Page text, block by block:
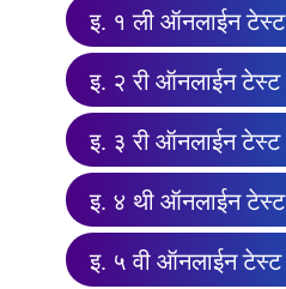
इ. १ ली ऑनलाईन टेस्ट
इ. २ री ऑनलाईन टेस्ट
इ. ३ री ऑनलाईन टेस्ट
इ. ४ थी ऑनलाईन टेस्ट
इ. ५ वी ऑनलाईन टेस्ट